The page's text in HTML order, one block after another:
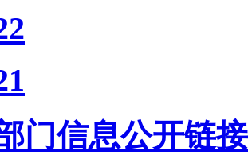
门信息公开链接